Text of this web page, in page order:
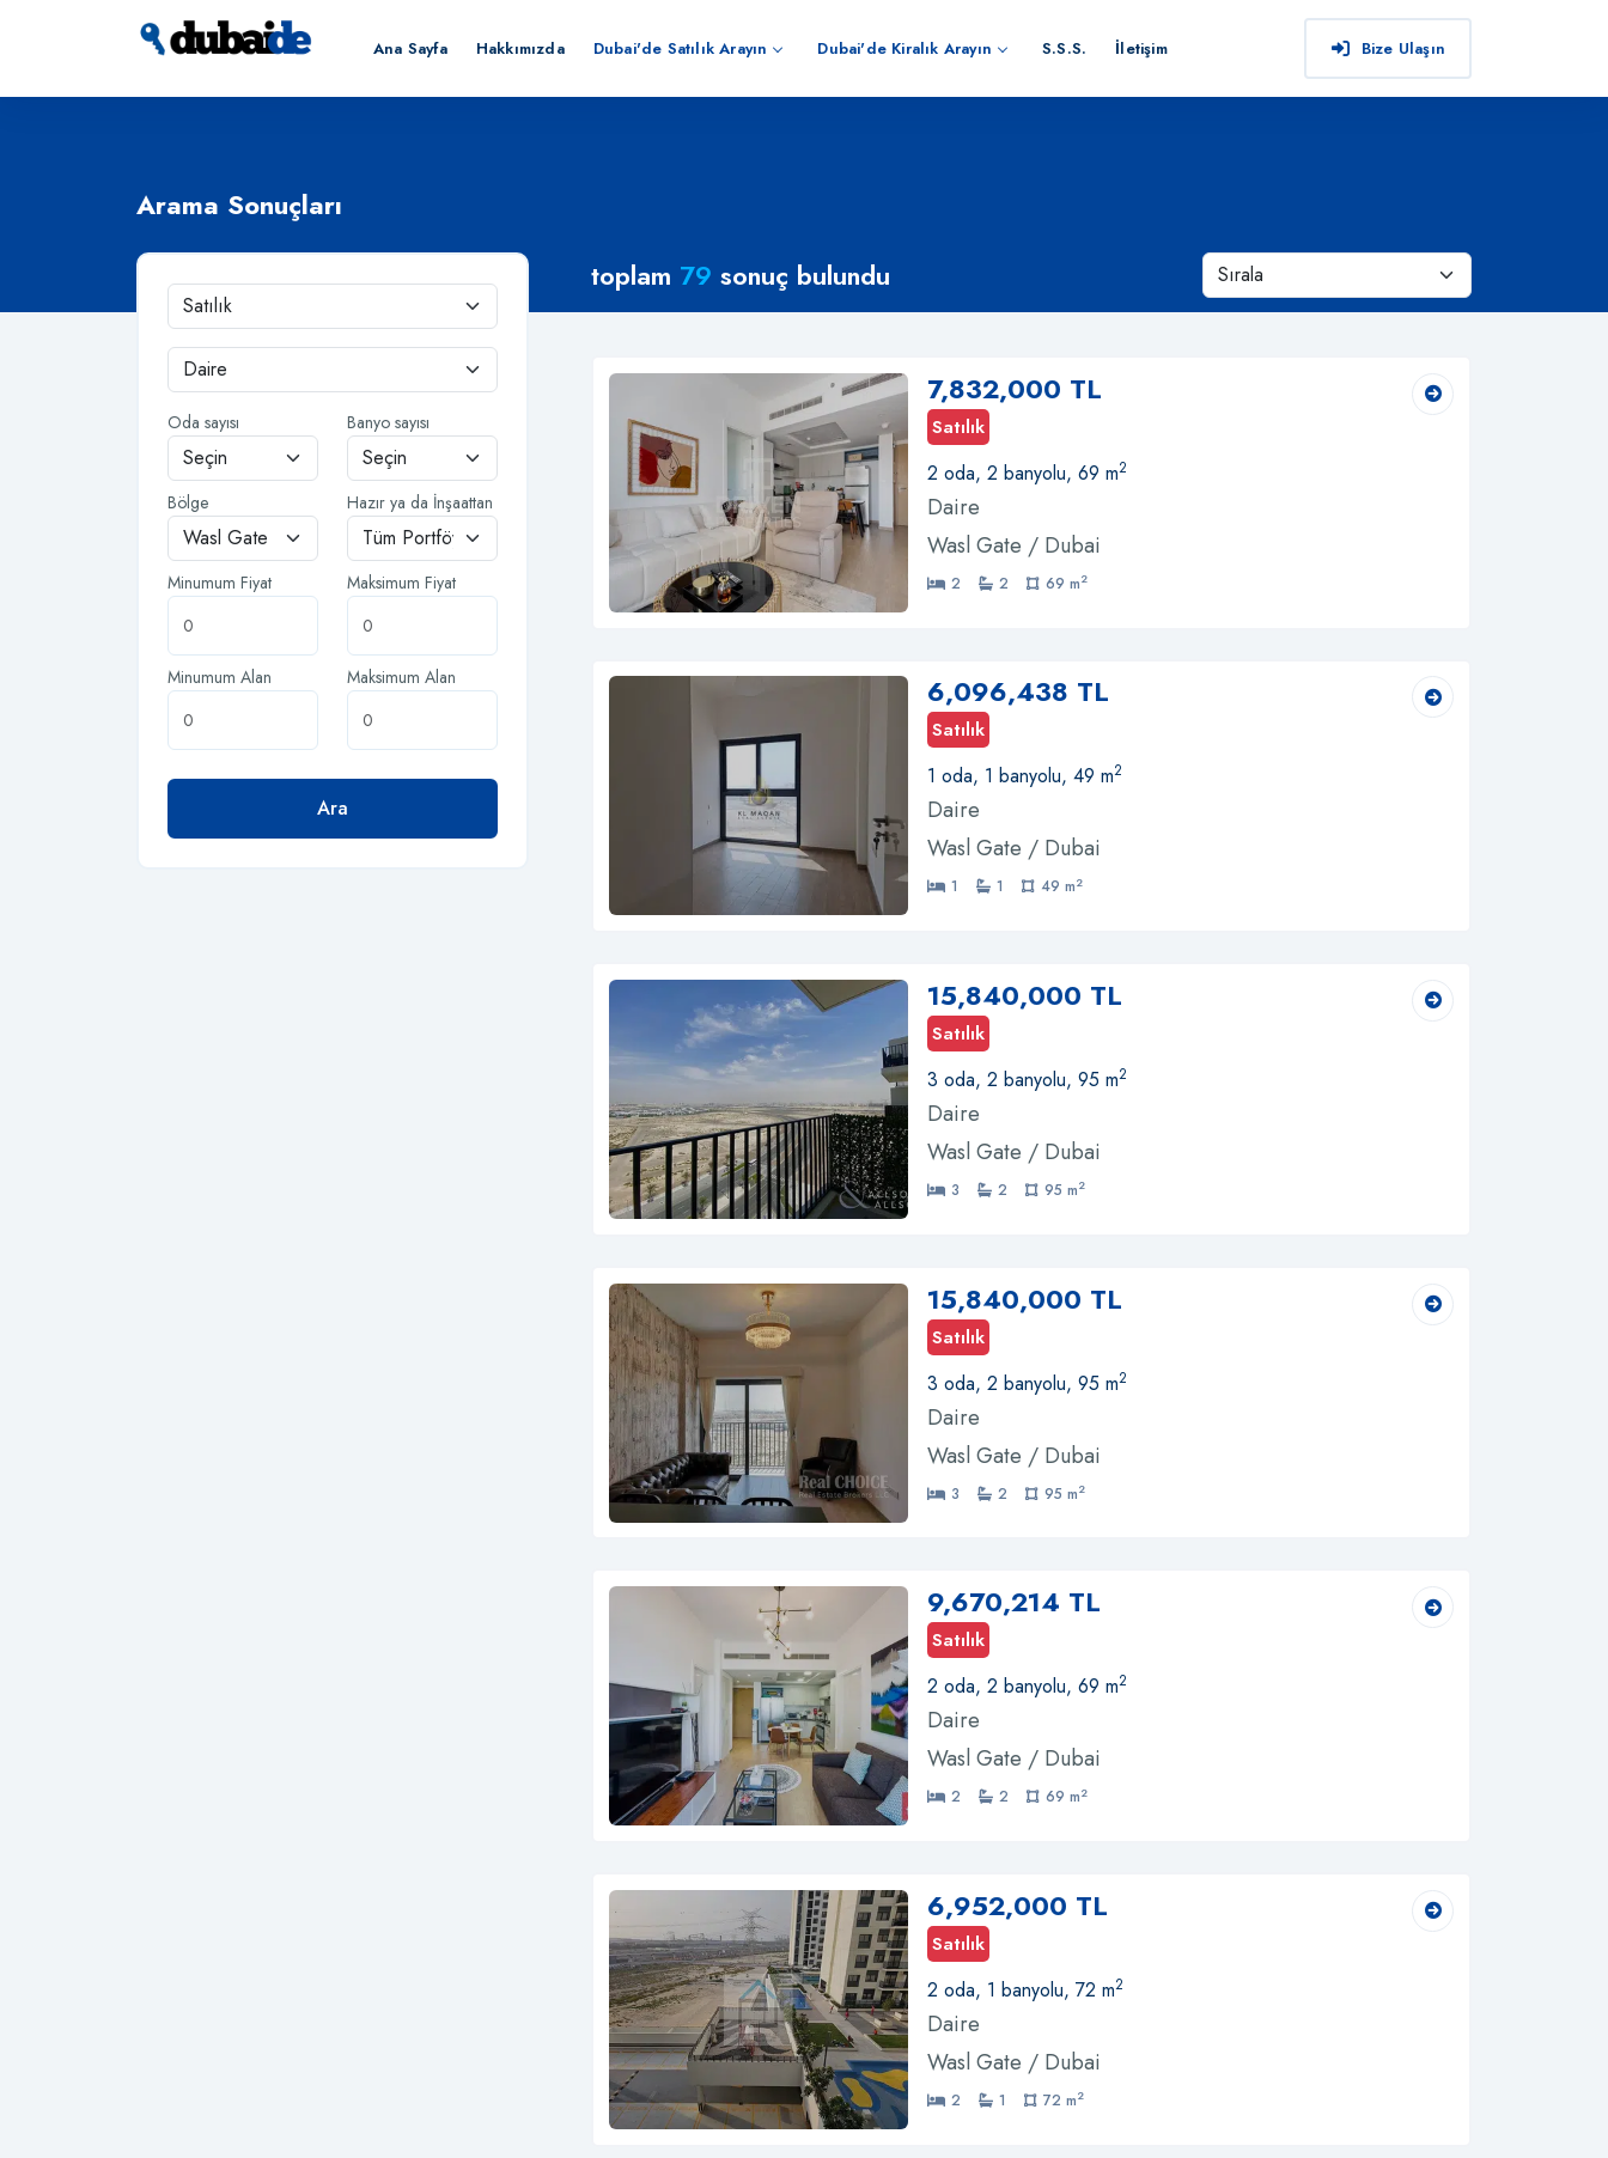
Ana Sayfa Hakkımızda Dubai'de Satılık Arayın Dubai'de Kiralık Arayın S.S.S. İletişim Bize Ulaşın
Arama Sonuçları
Oda sayısı Banyo sayısı
Bölge Hazır ya da İnşaattan
Minumum Fiyat Maksimum Fiyat
Minumum Alan Maksimum Alan
Ara
toplam 79 sonuç bulundu
7,832,000 TL
Satılık
2 oda, 2 banyolu, 69 m2
Daire
Wasl Gate / Dubai
2 2 69 m2
6,096,438 TL
Satılık
1 oda, 1 banyolu, 49 m2
Daire
Wasl Gate / Dubai
1 1 49 m2
15,840,000 TL
Satılık
3 oda, 2 banyolu, 95 m2
Daire
Wasl Gate / Dubai
3 2 95 m2
15,840,000 TL
Satılık
3 oda, 2 banyolu, 95 m2
Daire
Wasl Gate / Dubai
3 2 95 m2
9,670,214 TL
Satılık
2 oda, 2 banyolu, 69 m2
Daire
Wasl Gate / Dubai
2 2 69 m2
6,952,000 TL
Satılık
2 oda, 1 banyolu, 72 m2
Daire
Wasl Gate / Dubai
2 1 72 m2